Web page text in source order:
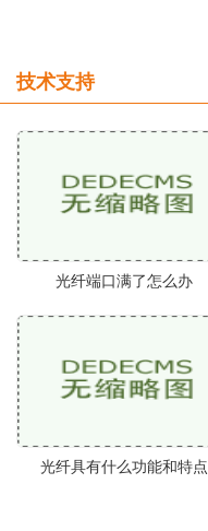
技术支持
光纤端口满了怎么办
光纤具有什么功能和特点